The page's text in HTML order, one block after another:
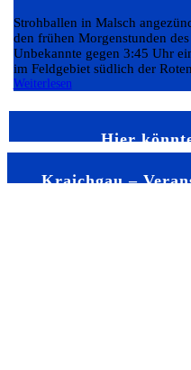
Strohballen in Malsch
den frühen Morgenstunden
Unbekannte gegen 3:45 Uhr
im Feldgebiet südlich der
Weiterlesen
Hier
Kraichgau –